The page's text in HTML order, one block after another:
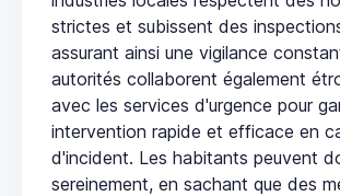
strictes et subissent des
assurant ainsi une vigilance
autorités collaborent également
avec les services d'urgence pour
intervention rapide et efficace en
d'incident. Les habitants peuvent
sereinement, en sachant que des